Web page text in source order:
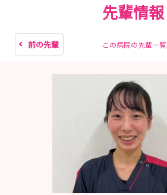
先輩情報
前の先輩 この病院の先輩一覧